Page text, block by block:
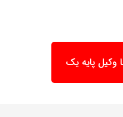
وکیل پایه یک